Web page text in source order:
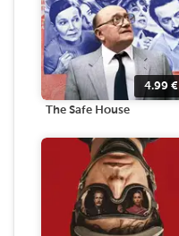
4.99 €
The Safe House